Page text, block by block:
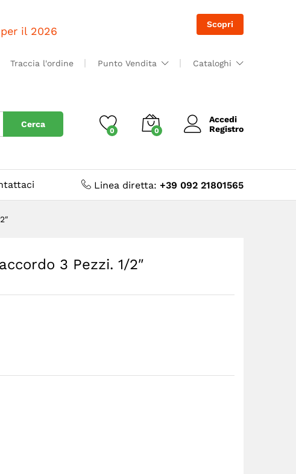
il 2026
Scopri
Traccia l'ordine Punto Vendita Cataloghi
Cerca
0 0
Accedi
Registro
Linea diretta: +39 092 21801565
3 Pezzi. 1/2″